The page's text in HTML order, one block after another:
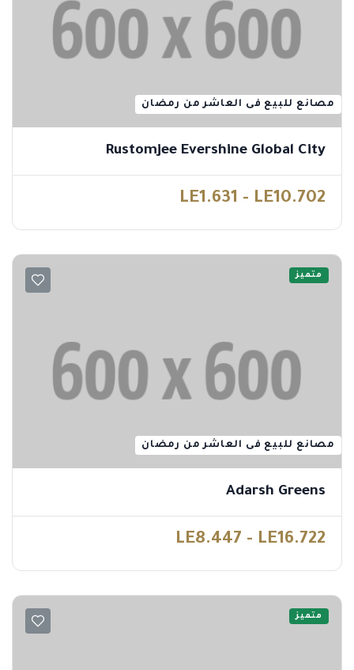
مصانع للبيع فى العاشر من رمضان
Rustomjee Evershine Global City
LE1.631 - LE10.702
متميز
مصانع للبيع فى العاشر من رمضان
Adarsh Greens
LE8.447 - LE16.722
متميز